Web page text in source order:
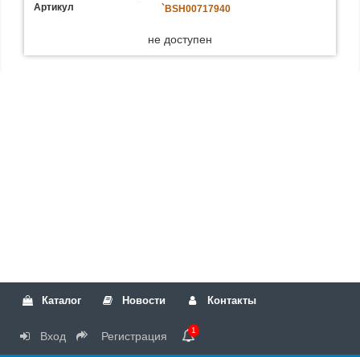
Артикул `BSH00717940
не доступен
Каталог Новости Контакты
Вход Регистрация 1